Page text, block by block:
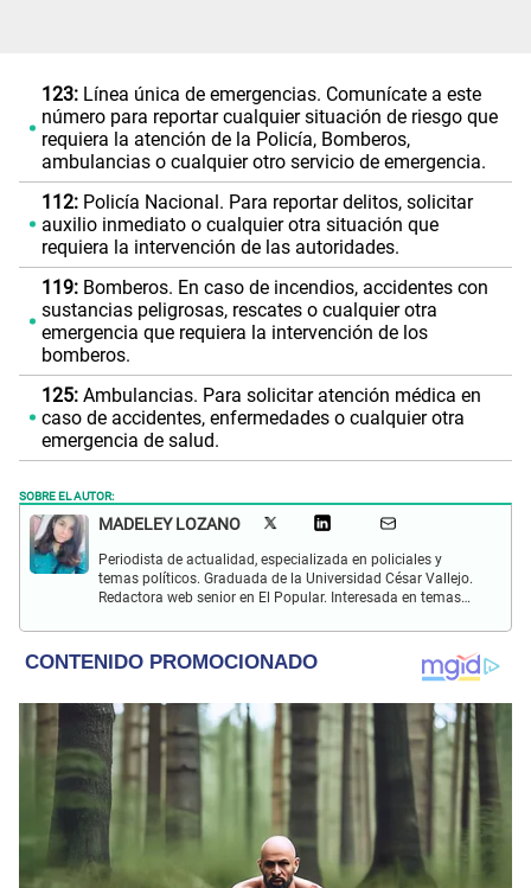
123:Línea única de emergencias. Comunícate a este
número para reportar cualquier situación de riesgo que
requiera la atención de la Policía, Bomberos,
ambulancias o cualquier otro servicio de emergencia.
112:Policía Nacional. Para reportar delitos, solicitar
auxilio inmediato o cualquier otra situación que
requiera la intervención de las autoridades.
119:Bomberos. En caso de incendios, accidentes con
sustancias peligrosas, rescates o cualquier otra
emergencia que requiera la intervención de los
bomberos.
125:Ambulancias. Para solicitar atención médica en
caso de accidentes, enfermedades o cualquier otra
emergencia de salud.
SOBRE EL AUTOR:
MADELEY LOZANO
Periodista de actualidad, especializada en policiales y
temas políticos. Graduada de la Universidad César Vallejo.
Redactora web senior en El Popular. Interesada en temas
turismo, gastronomía y doblajes.